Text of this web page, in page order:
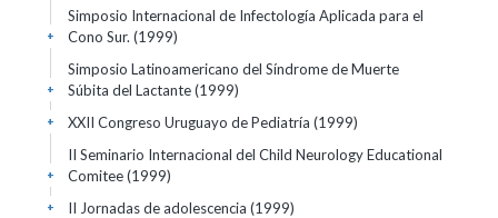
Simposio Internacional de Infectología Aplicada para el
Cono Sur. (1999)
+
Simposio Latinoamericano del Síndrome de Muerte
Súbita del Lactante(1999)
+
XXII Congreso Uruguayo de Pediatría (1999)
+
II Seminario Internacional del Child Neurology Educational
Comitee(1999)
+
II Jornadas de adolescencia (1999)
+